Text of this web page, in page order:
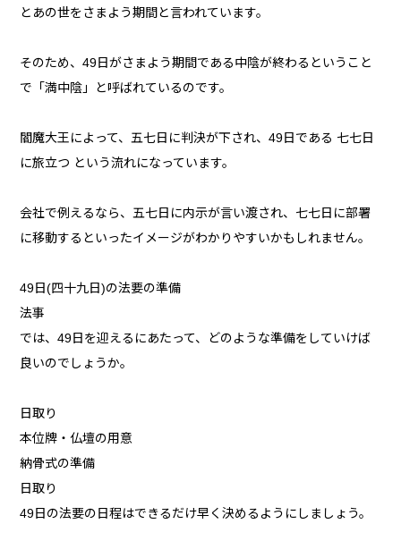
とあの世をさまよう期間と言われています。
そのため、49日がさまよう期間である中陰が終わるということ
で「満中陰」と呼ばれているのです。
閻魔大王によって、五七日に判決が下され、49日である 七七日
に旅立つ という流れになっています。
会社で例えるなら、五七日に内示が言い渡され、七七日に部署
に移動するといったイメージがわかりやすいかもしれません。
49日(四十九日)の法要の準備
法事
では、49日を迎えるにあたって、どのような準備をしていけば
良いのでしょうか。
日取り
本位牌・仏壇の用意
納骨式の準備
日取り
49日の法要の日程はできるだけ早く決めるようにしましょう。